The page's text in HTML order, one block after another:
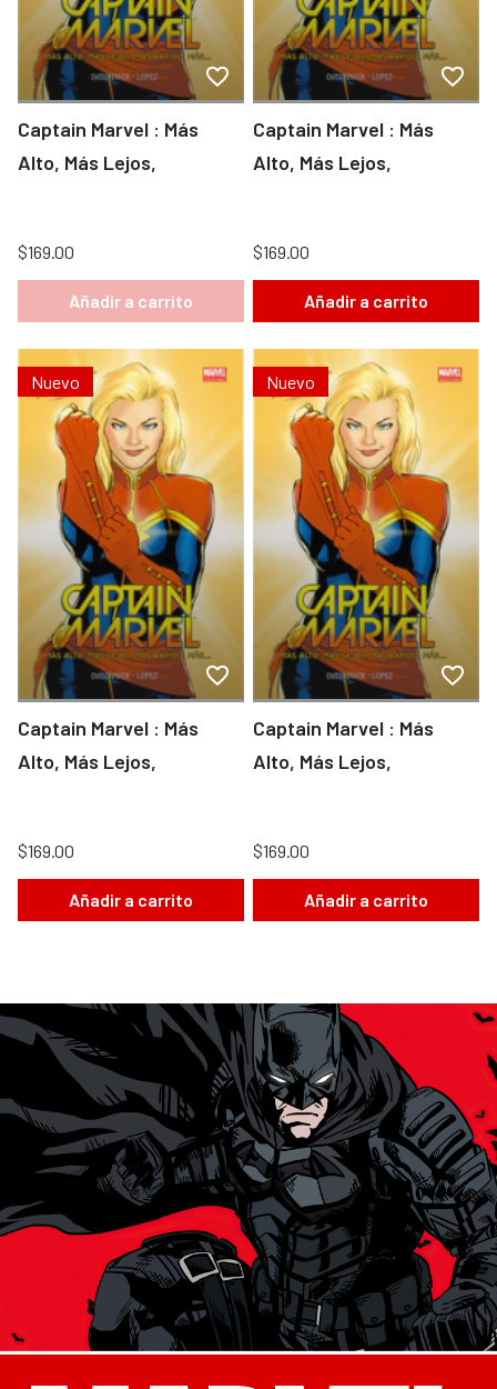
Captain Marvel : Más
Alto, Más Lejos,
$169.00
Añadir a carrito
Captain Marvel : Más
Alto, Más Lejos,
$169.00
Añadir a carrito
Nuevo
Captain Marvel : Más
Alto, Más Lejos,
$169.00
Añadir a carrito
Nuevo
Captain Marvel : Más
Alto, Más Lejos,
$169.00
Añadir a carrito